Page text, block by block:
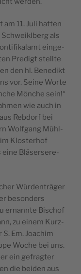
11. Juli hat­ten
als
ein­ge­
Pre­digt stellte
den hl. Bene­dikt
vor. Seine Worte
Mönche sein!“
wie auch in
Reb­dorf bei
Wolf­gang Mühl­
Klos­te­rhof
eine Blä­ser­se­re­
Wür­den­trä­ger
beson­ders
ernannte Bischof
zu einem Kurz­
Em. Joa­chim
Woche bei uns.
ein gefrag­ter
die bei­den aus